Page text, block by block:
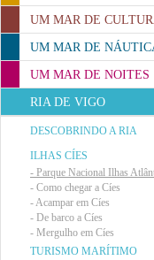
UM MAR DE
UM MAR DE
UM MAR DE NOITES
RIA DE VIGO
DESCOBRINDO A RIA
ILHAS CÍES
- Parque Nacional Ilhas
- Como chegar a Cíes
-Acampar em Cíes
- De barco a Cíes
- Mergulho em Cíes
TURISMO MARÍTIMO